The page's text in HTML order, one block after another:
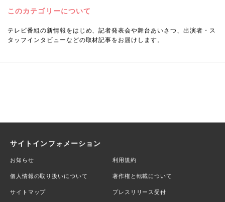
このカテゴリーについて
テレビ番組の新情報をはじめ、記者発表会や舞台あいさつ、出演者・ス
タッフインタビューなどの取材記事をお届けします。
サイトインフォメーション
お知らせ 利用規約
個人情報の取り扱いについて 著作権と転載について
サイトマップ プレスリリース受付